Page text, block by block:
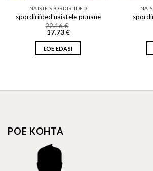
NAISTE SPORDIRIIDED
spordiriided naistele punane
22.16€
17.73€
LOE EDASI
POE KOHTA